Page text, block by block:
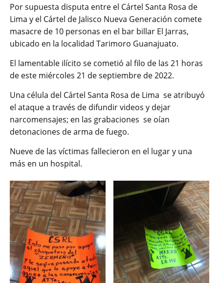
Por supuesta disputa entre el Cártel Santa Rosa de
Lima y el Cártel de Jalisco Nueva Generación comete
masacre de 10 personas en el bar billar El Jarras,
ubicado en la localidad Tarimoro Guanajuato.
El lamentable ilícito se cometió al filo de las 21 horas
de este miércoles 21 de septiembre de 2022.
Una célula del Cártel Santa Rosa de Lima se atribuyó
el ataque a través de difundir videos y dejar
narcomensajes; en las grabaciones se oían
detonaciones de arma de fuego.
Nueve de las víctimas fallecieron en el lugar y una
más en un hospital.